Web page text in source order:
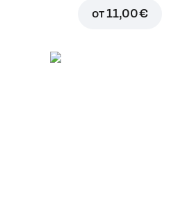
от11,00 €